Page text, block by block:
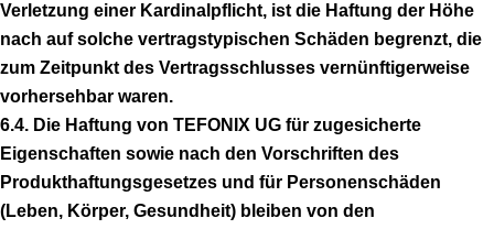
Verletzung einer Kardinalpflicht, ist die Haftung der Höhe
nach auf solche vertragstypischen Schäden begrenzt, die
zum Zeitpunkt des Vertragsschlusses vernünftigerweise
vorhersehbar waren.
6.4. Die Haftung von TEFONIX UG für zugesicherte
Eigenschaften sowie nach den Vorschriften des
Produkthaftungsgesetzes und für Personenschäden
(Leben, Körper, Gesundheit) bleiben von den